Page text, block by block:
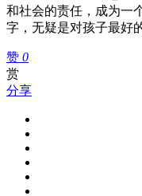
和社会的责任，成为一
字，无疑是对孩子最好
赞 0
赏
分享